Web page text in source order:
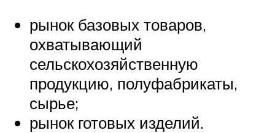
рынок базовых товаров,
охватывающий
сельскохозяйственную
продукцию, полуфабрикаты,
сырье;
рынок готовых изделий.